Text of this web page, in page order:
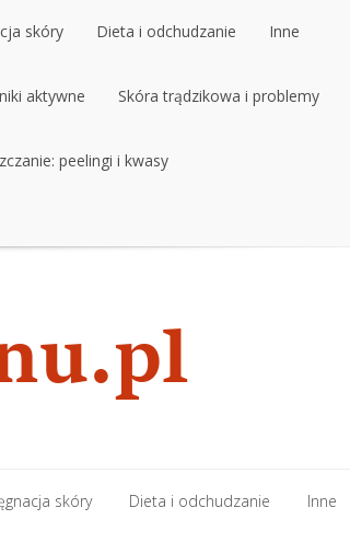
skóry
skóry
Dieta i odchudzanie
Dieta i odchudzanie
Inne
Inne
aktywne
aktywne
Skóra trądzikowa i problemy
Skóra trądzikowa i problemy
peelingi i kwasy
skóry Dieta i odchudzanie Inne